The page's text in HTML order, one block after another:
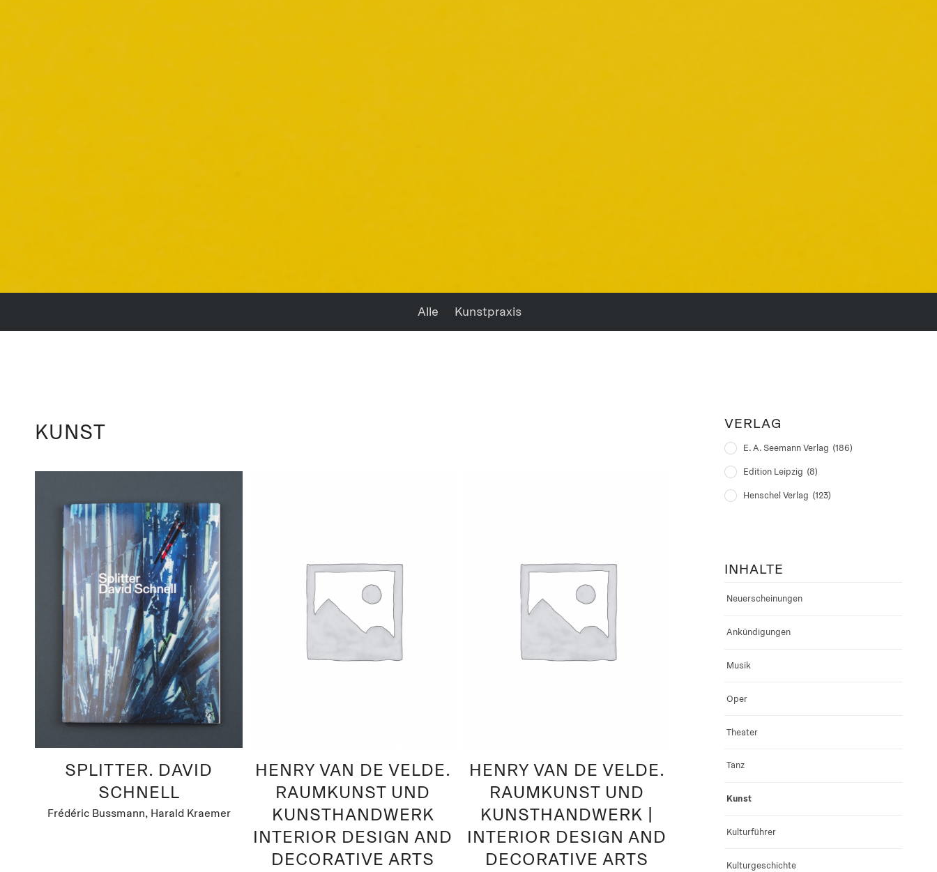
Alle Kunstpraxis
KUNST
SPLITTER. DAVID
SCHNELL
Frédéric Bussmann, Harald Kraemer
HENRY VAN DE VELDE.
RAUMKUNST UND
KUNSTHANDWERK
INTERIOR DESIGN AND
DECORATIVE ARTS
HENRY VAN DE VELDE.
RAUMKUNST UND
KUNSTHANDWERK |
INTERIOR DESIGN AND
DECORATIVE ARTS
VERLAG
E. A. Seemann Verlag (186)
Edition Leipzig (8)
Henschel Verlag (123)
INHALTE
Neuerscheinungen
Ankündigungen
Musik
Oper
Theater
Tanz
Kunst
Kulturführer
Kulturgeschichte